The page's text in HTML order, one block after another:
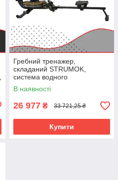
Гребний тренажер,
складаний STRUMOK,
система водного
навантаження, з дисплеєм,
для домашнього
В наявності
26 977 ₴ 33 721,25 ₴
Купити